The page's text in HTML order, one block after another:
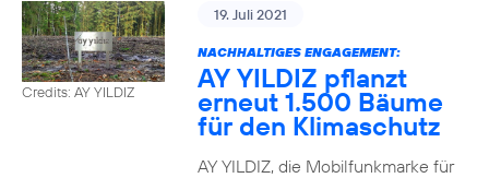
Credits: AY YILDIZ
19. Juli 2021
NACHHALTIGES ENGAGEMENT:
AY YILDIZ pflanzt
erneut 1.500 Bäume
für den Klimaschutz
AY YILDIZ, die Mobilfunkmarke für